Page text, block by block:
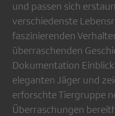
und passen sich
verschiedenste
faszinierenden
überraschenden
Dokumentation
eleganten Jäger und
erforschte Tiergruppe
Überraschungen